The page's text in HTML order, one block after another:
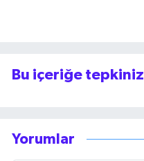
Bu içeriğe tepkiniz
Yorumlar